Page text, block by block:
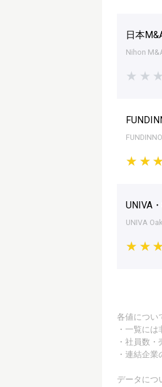
日本
Nihon
UNIVA
UNIVA
各値につい
・一覧に
・社員数
・連結企
データにつ